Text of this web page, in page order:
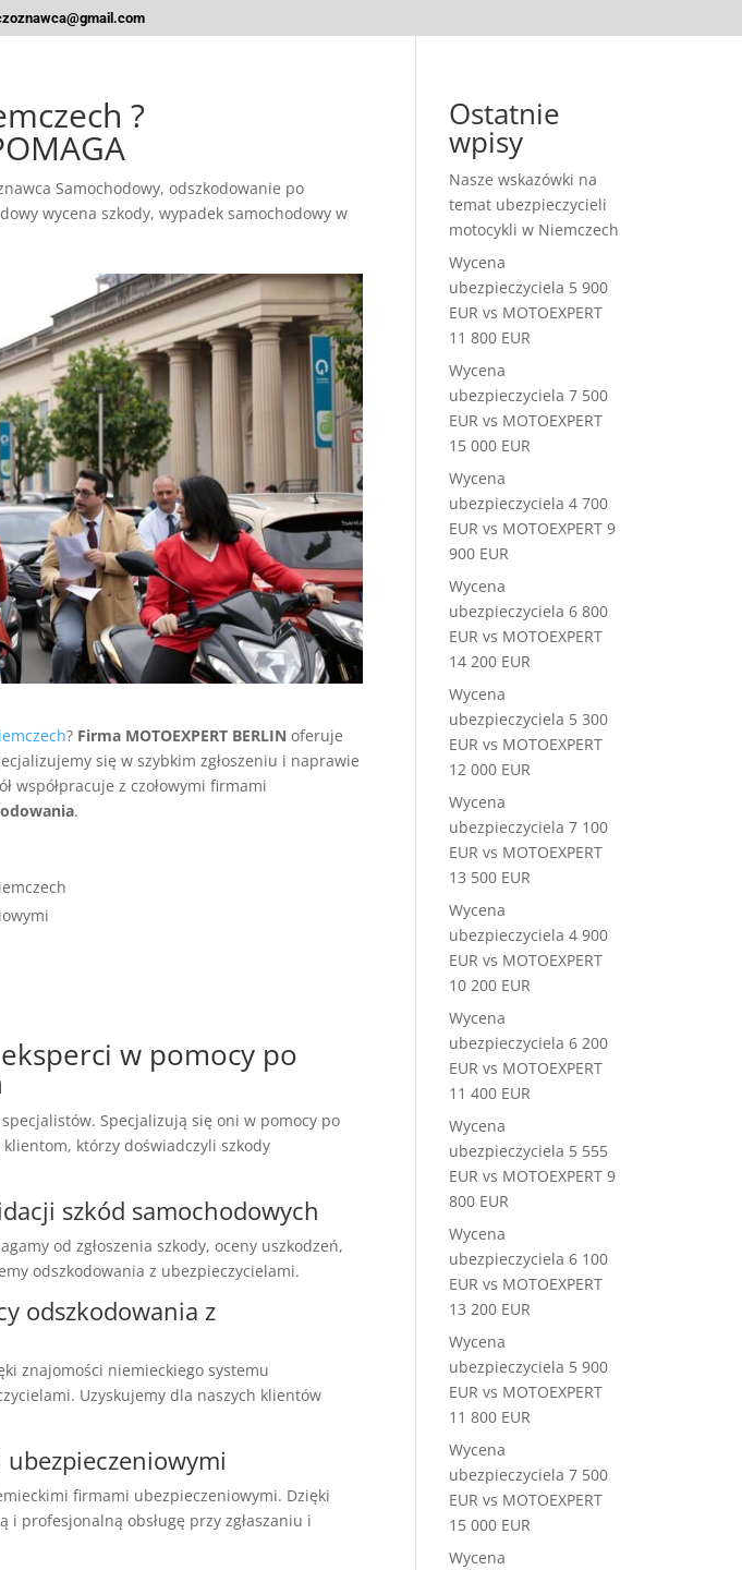
?
Samochodowy, odszkodowanie po
wycena szkody, wypadek samochodowy w
? Firma MOTOEXPERT BERLIN oferuje
się w szybkim zgłoszeniu i naprawie
współpracuje z czołowymi firmami
.
w pomocy po
specjalistów. Specjalizują się oni w pomocy po
którzy doświadczyli szkody
szkód samochodowych
od zgłoszenia szkody, oceny uszkodzeń,
odszkodowania z ubezpieczycielami.
odszkodowania z
znajomości niemieckiego systemu
Uzyskujemy dla naszych klientów
firmami ubezpieczeniowymi. Dzięki
profesjonalną obsługę przy zgłaszaniu i
Ostatnie
wpisy
Nasze wskazówki na
temat ubezpieczycieli
motocykli w Niemczech
Wycena
ubezpieczyciela 5 900
EUR vs MOTOEXPERT
11 800 EUR
Wycena
ubezpieczyciela 7 500
EUR vs MOTOEXPERT
15 000 EUR
Wycena
ubezpieczyciela 4 700
EUR vs MOTOEXPERT 9
900 EUR
Wycena
ubezpieczyciela 6 800
EUR vs MOTOEXPERT
14 200 EUR
Wycena
ubezpieczyciela 5 300
EUR vs MOTOEXPERT
12 000 EUR
Wycena
ubezpieczyciela 7 100
EUR vs MOTOEXPERT
13 500 EUR
Wycena
ubezpieczyciela 4 900
EUR vs MOTOEXPERT
10 200 EUR
Wycena
ubezpieczyciela 6 200
EUR vs MOTOEXPERT
11 400 EUR
Wycena
ubezpieczyciela 5 555
EUR vs MOTOEXPERT 9
800 EUR
Wycena
ubezpieczyciela 6 100
EUR vs MOTOEXPERT
13 200 EUR
Wycena
ubezpieczyciela 5 900
EUR vs MOTOEXPERT
11 800 EUR
Wycena
ubezpieczyciela 7 500
EUR vs MOTOEXPERT
15 000 EUR
Wycena